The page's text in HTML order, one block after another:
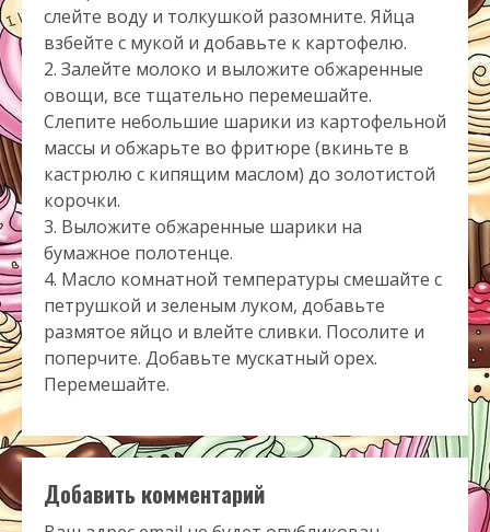
слейте воду и толкушкой разомните. Яйца
взбейте с мукой и добавьте к картофелю.
2. Залейте молоко и выложите обжаренные
овощи, все тщательно перемешайте.
Слепите небольшие шарики из картофельной
массы и обжарьте во фритюре (вкиньте в
кастрюлю с кипящим маслом) до золотистой
корочки.
3. Выложите обжаренные шарики на
бумажное полотенце.
4. Масло комнатной температуры смешайте с
петрушкой и зеленым луком, добавьте
размятое яйцо и влейте сливки. Посолите и
поперчите. Добавьте мускатный орех.
Перемешайте.
Добавить комментарий